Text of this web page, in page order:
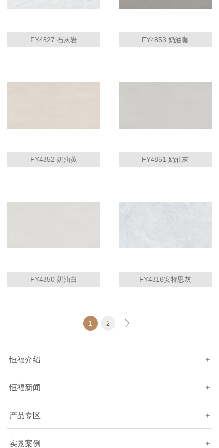
FY4827 石灰岩 FY4853 奶油咖
FY4852 奶油黄 FY4851 奶油灰
FY4850 奶油白 FY4816安特思灰
1 2
恒福介绍 +
恒福新闻 +
产品专区 +
实景案例 +